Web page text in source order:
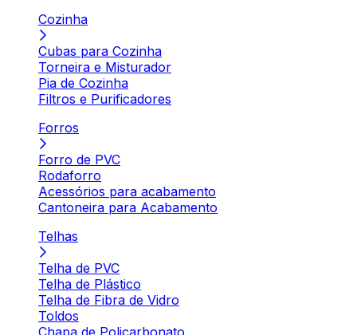
Cozinha
Cubas para Cozinha
Torneira e Misturador
Pia de Cozinha
Filtros e Purificadores
Forros
Forro de PVC
Rodaforro
Acessórios para acabamento
Cantoneira para Acabamento
Telhas
Telha de PVC
Telha de Plástico
Telha de Fibra de Vidro
Toldos
Chapa de Policarbonato